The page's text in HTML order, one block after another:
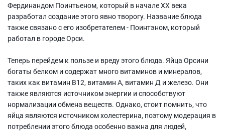
Фердинандом Поинтьеном, который в начале XX века
разработал создание этого явно творогу. Название блюда
также связано с его изобретателем - Поинтэном, который
работал в городе Орси.
Теперь перейдем к пользе и вреду этого блюда. Яйца Орсини
богаты белком и содержат много витаминов и минералов,
таких как витамин В12, витамин А, витамин Д и железо. Они
также являются источником энергии и способствуют
нормализации обмена веществ. Однако, стоит помнить, что
яйца являются источником холестерина, поэтому модерация в
потреблении этого блюда особенно важна для людей,